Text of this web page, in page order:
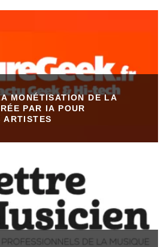
MONÉTISATION DE LA
PAR IA POUR
ARTISTES